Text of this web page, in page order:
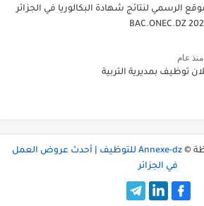
الرسمي لنتائج شهادة البكالوريا في الجزائر
منذ عام
توظيف بمديرية التربية
©
Annexe-dz للتوظيف | أحدث عروض العمل
في الجزائر